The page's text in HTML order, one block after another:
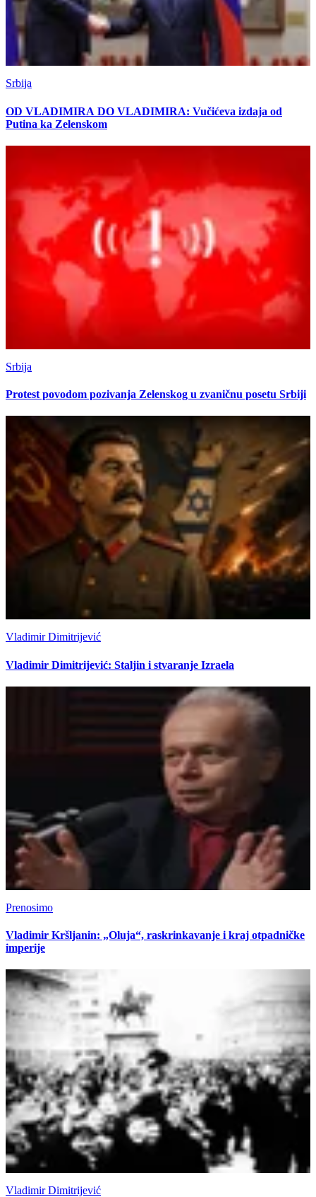
Srbija
OD VLADIMIRA DO VLADIMIRA: Vučićeva izdaja od
Putina ka Zelenskom
Srbija
Protest povodom pozivanja Zelenskog u zvaničnu posetu Srbiji
Vladimir Dimitrijević
Vladimir Dimitrijević: Staljin i stvaranje Izraela
Prenosimo
Vladimir Kršljanin: „Oluja“, raskrinkavanje i kraj otpadničke
imperije
Vladimir Dimitrijević